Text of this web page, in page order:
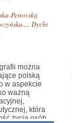
Petrovskij
, Dycht
można
polską
w aspekcie
ważną
która
życia osób